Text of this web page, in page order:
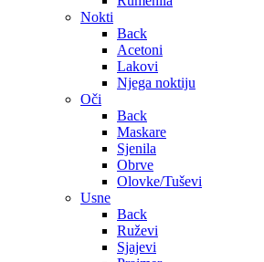
Nokti
Back
Acetoni
Lakovi
Njega noktiju
Oči
Back
Maskare
Sjenila
Obrve
Olovke/Tuševi
Usne
Back
Ruževi
Sjajevi